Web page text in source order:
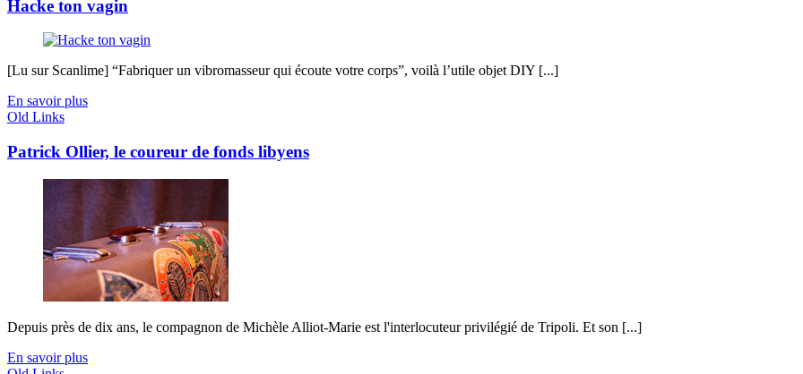
Hacke ton vagin
[Lu sur Scanlime] “Fabriquer un vibromasseur qui écoute votre corps”, voilà l’utile objet DIY [...]
En savoir plus
Old Links
Patrick Ollier, le coureur de fonds libyens
Depuis près de dix ans, le compagnon de Michèle Alliot-Marie est l'interlocuteur privilégié de Tripoli. Et son [...]
En savoir plus